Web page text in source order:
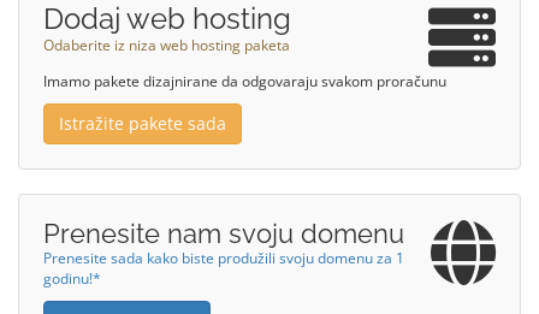
Dodaj web hosting
Odaberite iz niza web hosting paketa
Imamo pakete dizajnirane da odgovaraju svakom proračunu
Istražite pakete sada
Prenesite nam svoju domenu
Prenesite sada kako biste produžili svoju domenu za 1
godinu!*